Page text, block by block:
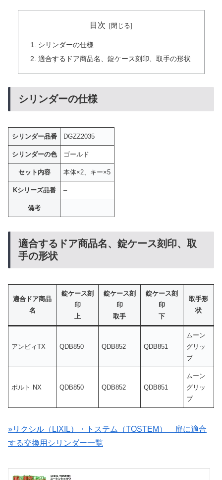
目次
シリンダーの仕様
適合するドア商品名、錠ケース刻印、取手の形状
シリンダーの仕様
シリンダー品番 DGZZ2035
シリンダーの色 ゴールド
セット内容 本体×2、キー×5
Kシリーズ品番 –
備考
適合するドア商品名、錠ケース刻印、取
手の形状
適合ドア商品
名
錠ケース刻
印
上
錠ケース刻
印
取手
錠ケース刻
印
下
取手形
状
アンビィTX QDB850 QDB852 QDB851
ムーン
グリッ
プ
ポルト NX QDB850 QDB852 QDB851
ムーン
グリッ
プ
»リクシル（LIXIL）・トステム（TOSTEM） 扉に適合
する交換用シリンダー一覧